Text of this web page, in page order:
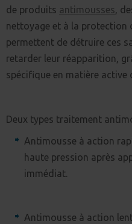
de produits antimousses,
nettoyage et à la protection
permettent de détruire ces
retarder leur réapparition,
spécifique en matière active
Deux types traitement
Antimousse à action
haute pression après
immédiat.
Antimousse à action